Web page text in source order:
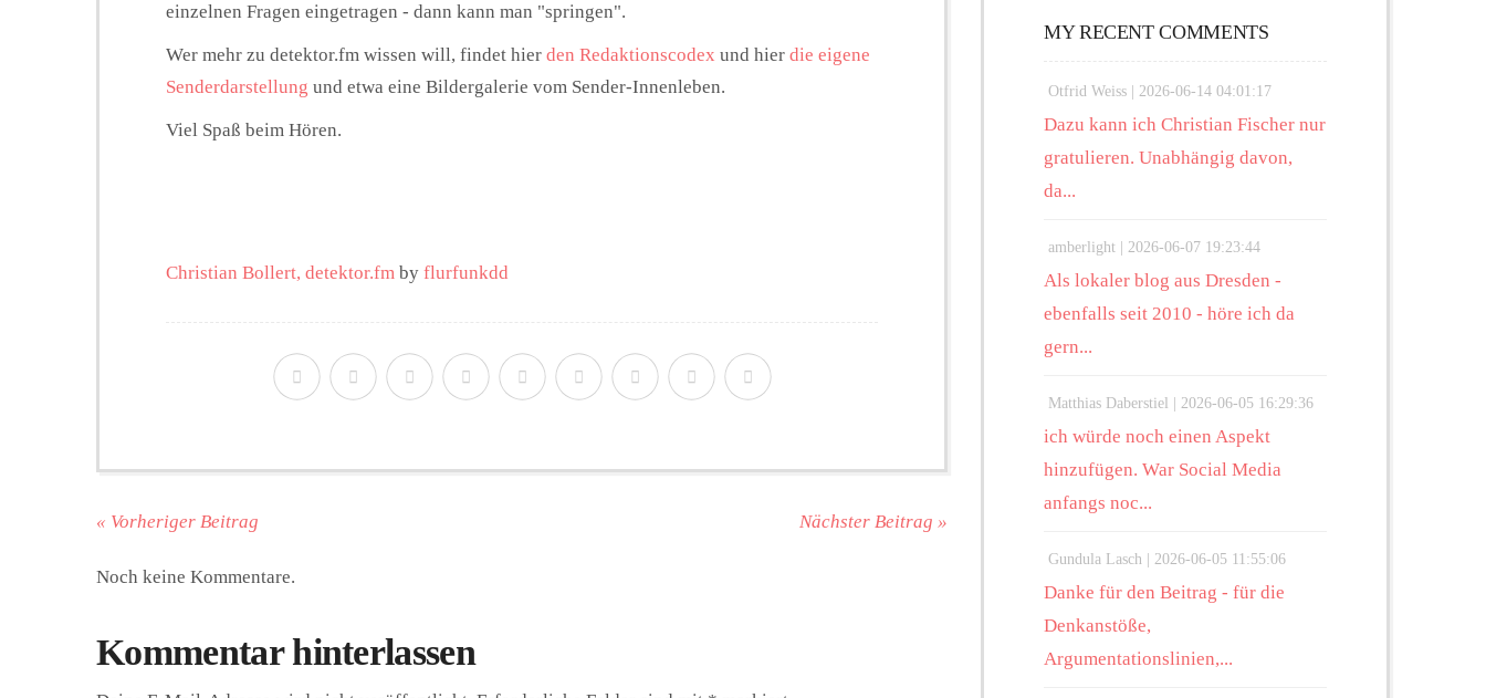
einzelnen Fragen eingetragen - dann kann man "springen".
Wer mehr zu detektor.fm wissen will, findet hier den Redaktionscodex und hier die eigene
Senderdarstellung und etwa eine Bildergalerie vom Sender-Innenleben.
Viel Spaß beim Hören.
Christian Bollert, detektor.fm by flurfunkdd
« Vorheriger Beitrag Nächster Beitrag »
Noch keine Kommentare.
Kommentar hinterlassen
MY RECENT COMMENTS
Otfrid Weiss | 2026-06-14 04:01:17
Dazu kann ich Christian Fischer nur
gratulieren. Unabhängig davon,
da...
amberlight | 2026-06-07 19:23:44
Als lokaler blog aus Dresden -
ebenfalls seit 2010 - höre ich da
gern...
Matthias Daberstiel | 2026-06-05 16:29:36
ich würde noch einen Aspekt
hinzufügen. War Social Media
anfangs noc...
Gundula Lasch | 2026-06-05 11:55:06
Danke für den Beitrag - für die
Denkanstöße,
Argumentationslinien,...